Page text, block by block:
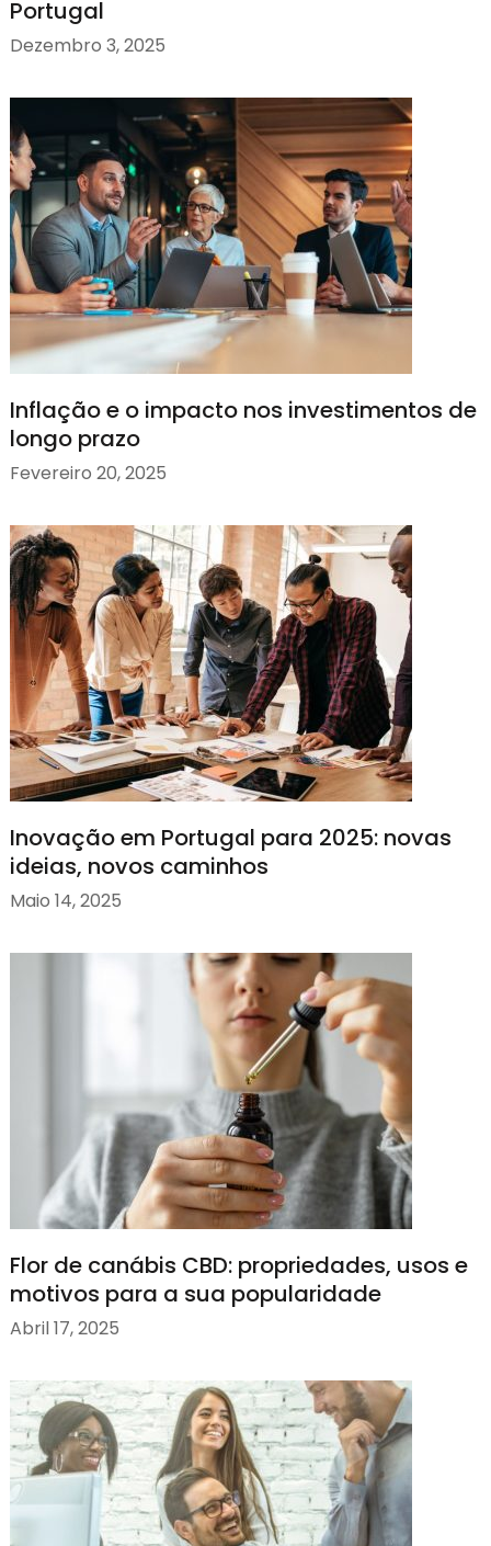
Portugal
Dezembro 3, 2025
Inflação e o impacto nos investimentos de
longo prazo
Fevereiro 20, 2025
Inovação em Portugal para 2025: novas
ideias, novos caminhos
Maio 14, 2025
Flor de canábis CBD: propriedades, usos e
motivos para a sua popularidade
Abril 17, 2025